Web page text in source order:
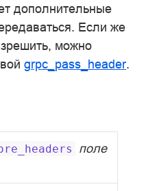
дополнительные
Если же
можно
grpc_pass_header.
поле